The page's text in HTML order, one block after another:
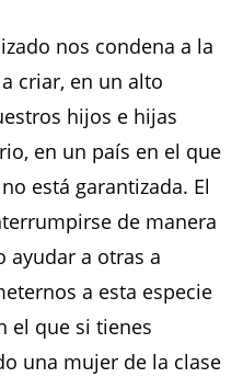
nos condena a la
criar, en un alto
hijos e hijas
en un país en el que
está garantizada. El
de manera
ayudar a otras a
a esta especie
el que si tienes
una mujer de la clase